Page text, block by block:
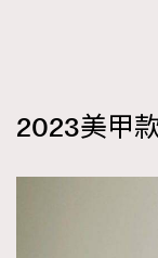
2023美甲